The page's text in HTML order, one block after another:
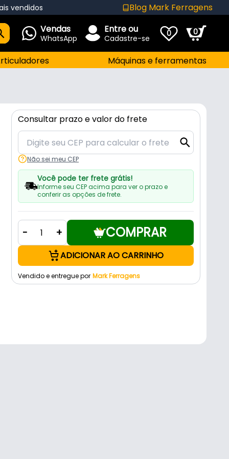
vendidos Blog Mark Ferragens
Vendas
WhatsApp
Entre ou
Cadastre-se 0 0
Máquinas e ferramentas
Consultar prazo e valor do frete
Não sei meu CEP
Você pode ter frete grátis!
Informe seu CEP acima para ver o prazo e
conferir as opções de frete.
- + COMPRAR
ADICIONAR AO CARRINHO
Vendido e entregue por Mark Ferragens